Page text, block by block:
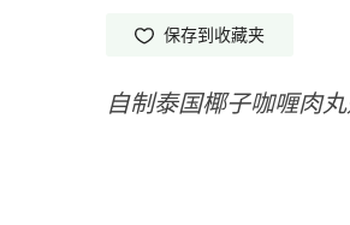
保存到收藏夹
自制泰国椰子咖喱肉